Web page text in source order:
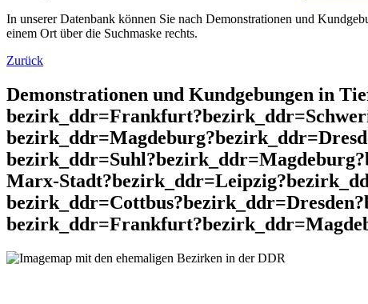
In unserer Datenbank können Sie nach Demonstrationen und
einem Ort über die Suchmaske rechts.
Zurück
Demonstrationen und Kundgebungen in
Marx-